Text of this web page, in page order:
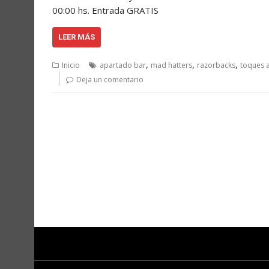
00:00 hs. Entrada GRATIS
LEER MÁS
Inicio apartado bar, mad hatters, razorbacks, toques
Deja un comentario